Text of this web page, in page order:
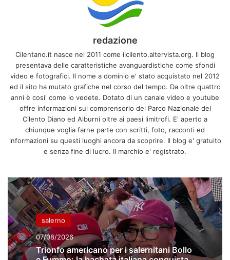
redazione
Cilentano.it nasce nel 2011 come ilcilento.altervista.org. Il blog
presentava delle caratteristiche avanguardistiche come sfondi
video e fotografici. Il nome a dominio e' stato acquistato nel 2012
ed il sito ha mutato grafiche nel corso del tempo. Da oltre quattro
anni è cosi' come lo vedete. Dotato di un canale video e youtube
offre informazioni sul comprensorio del Parco Nazionale del
Cilento Diano ed Alburni oltre ai paesi limitrofi. E' aperto a
chiunque voglia farne parte con scritti, foto, racconti ed
informazioni su questi luoghi ancora da scoprire. Il blog e' gratuito
e senza fine di lucro. Il marchio e' registrato.
salerno
07/08/2026
Trionfo americano per i salernitani Bollo